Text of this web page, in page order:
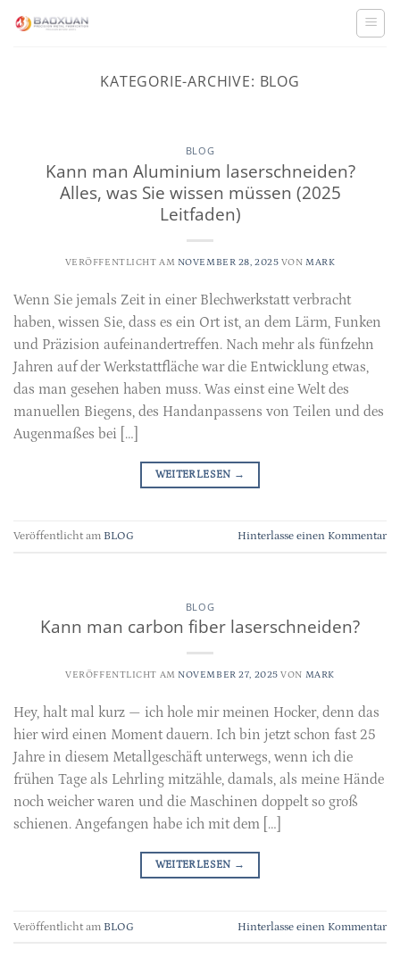
Inhalt
KATEGORIE-ARCHIVE: BLOG
BLOG
Kann man Aluminium laserschneiden?
Alles, was Sie wissen müssen (2025
Leitfaden)
VERÖFFENTLICHT AM NOVEMBER 28, 2025 VON MARK
Wenn Sie jemals Zeit in einer Blechwerkstatt verbracht
haben, wissen Sie, dass es ein Ort ist, an dem Lärm, Funken
und Präzision aufeinandertreffen. Nach mehr als fünfzehn
Jahren auf der Werkstattfläche war die Entwicklung etwas,
das man gesehen haben muss. Was einst eine Welt des
manuellen Biegens, des Handanpassens von Teilen und des
Augenmaßes bei […]
WEITERLESEN →
Veröffentlicht am BLOG Hinterlasse einen Kommentar
BLOG
Kann man carbon fiber laserschneiden?
VERÖFFENTLICHT AM NOVEMBER 27, 2025 VON MARK
Hey, halt mal kurz — ich hole mir meinen Hocker, denn das
hier wird einen Moment dauern. Ich bin jetzt schon fast 25
Jahre in diesem Metallgeschäft unterwegs, wenn ich die
frühen Tage als Lehrling mitzähle, damals, als meine Hände
noch weicher waren und die Maschinen doppelt so groß
schienen. Angefangen habe ich mit dem […]
WEITERLESEN →
Veröffentlicht am BLOG Hinterlasse einen Kommentar